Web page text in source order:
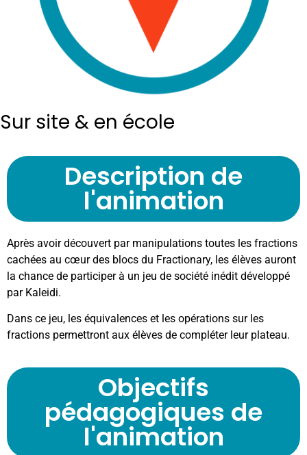
Sur site & en école
Description de
l'animation​
Après avoir découvert par manipulations toutes les fractions
cachées au cœur des blocs du Fractionary, les élèves auront
la chance de participer à un jeu de société inédit développé
par Kaleidi.
Dans ce jeu, les équivalences et les opérations sur les
fractions permettront aux élèves de compléter leur plateau.
Objectifs
pédagogiques de
l'animation